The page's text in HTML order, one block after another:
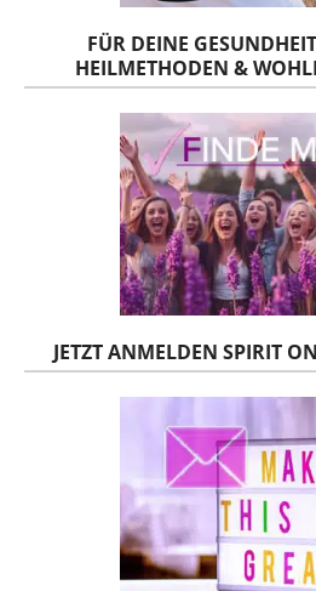
FÜR DEINE
HEILMETHODEN &
JETZT ANMELDEN SPIRIT